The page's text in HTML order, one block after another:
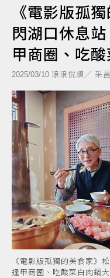
《電影版孤
閃湖口休息
甲商圈、吃
2025/03/10 琅琅悅讀／ 采
《電影版孤獨的美食家》
逢甲商圈、吃酸菜白肉鍋